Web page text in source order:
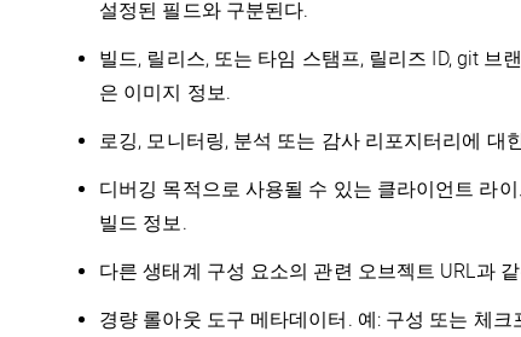
설정된 필드와 구분된다.
빌드, 릴리스, 또는 타임 스탬프, 릴리즈 ID, git 브
은 이미지 정보.
로깅, 모니터링, 분석 또는 감사 리포지터리에 대
디버깅 목적으로 사용될 수 있는 클라이언트 라
빌드 정보.
다른 생태계 구성 요소의 관련 오브젝트 URL과
경량 롤아웃 도구 메타데이터. 예: 구성 또는 체크